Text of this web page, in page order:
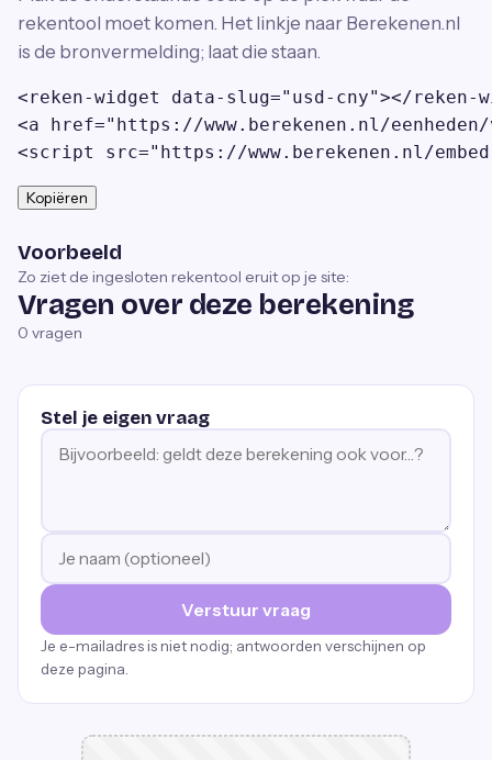
rekentool moet komen. Het linkje naar Berekenen.nl
is de bronvermelding; laat die staan.
<reken-widget data-slug="usd-cny"></reken-
<a href="https://www.berekenen.nl/
<script src="https://www.berekenen.nl/
Kopiëren
Voorbeeld
Zo ziet de ingesloten rekentool eruit op je site:
Vragen over deze berekening
0 vragen
Stel je eigen vraag
Verstuur vraag
Je e-mailadres is niet nodig; antwoorden verschijnen op
deze pagina.